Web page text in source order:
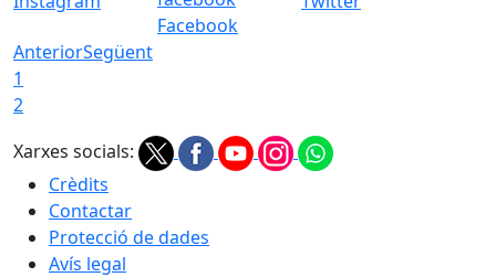
Facebook
AnteriorSegüent
1
2
Xarxes socials:
Crèdits
Contactar
Protecció de dades
Avís legal